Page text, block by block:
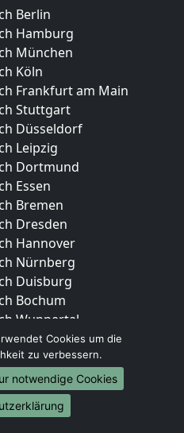
Berlin
Hamburg
München
Köln
Frankfurt am Main
Stuttgart
Düsseldorf
Leipzig
Dortmund
Essen
Bremen
Dresden
Hannover
Nürnberg
Duisburg
Bochum
Wuppertal
Bielefeld
Bonn
Münster
Cookies um die
zu verbessern.
notwendige Cookies